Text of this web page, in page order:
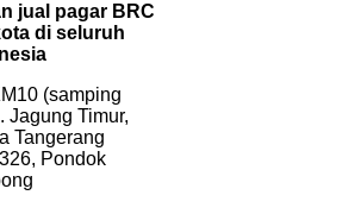
jual pagar BRC
di seluruh
(samping
Jagung Timur,
Tangerang
Pondok